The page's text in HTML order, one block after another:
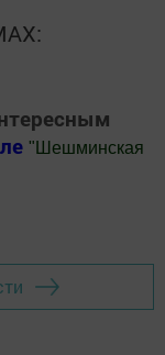
" Шешминская